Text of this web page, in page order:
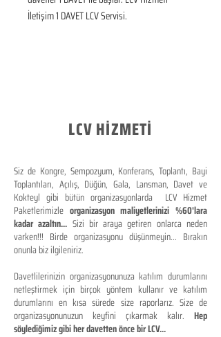
İletişim 1 DAVET LCV Servisi.
LCV HİZMETİ
Siz de Kongre, Sempozyum, Konferans, Toplantı, Bayi
Toplantıları, Açılış, Düğün, Gala, Lansman, Davet ve
Kokteyl gibi bütün organizasyonlarda LCV Hizmet
Paketlerimizle organizasyon maliyetlerinizi %60'lara
kadar azaltın... Sizi bir araya getiren onlarca neden
varken!!! Birde organizasyonu düşünmeyin... Bırakın
onunla biz ilgileniriz.
Davetlilerinizin organizasyonunuza katılım durumlarını
netleştirmek için birçok yöntem kullanır ve katılım
durumlarını en kısa sürede size raporlarız. Size de
organizasyonunuzun keyfini çıkarmak kalır. Hep
söylediğimiz gibi her davetten önce bir LCV...